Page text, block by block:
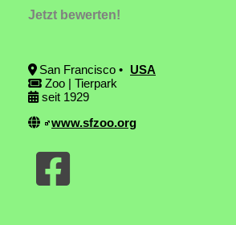
Jetzt bewerten!
San Francisco • USA
Zoo | Tierpark
seit 1929
www.sfzoo.org